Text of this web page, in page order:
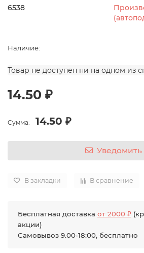
6538
Наличие:
Товар не доступен ни на одном из
14.50 ₽
Сумма: 14.50 ₽
Уведомить
В закладки В сравнение
Бесплатная доставка от 2000 ₽
акции)
Самовывоз 9.00-18:00, бесплатно